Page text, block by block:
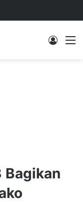
Log In
Bagikan